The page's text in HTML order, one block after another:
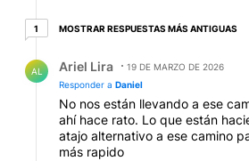
11 respuesta más antiguas
MOSTRAR RESPUESTAS MÁS ANTIGUAS
AL Ariel Lira
19 DE MARZO DE 2026
Responder a Daniel
No nos están llevando a ese
ahí hace rato. Lo que están
atajo alternativo a ese camino
más rapido